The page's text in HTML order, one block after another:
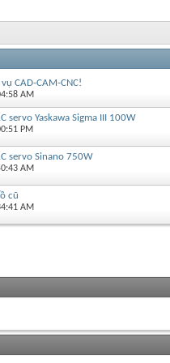
CAD-CAM-CNC!
AM
servo Yaskawa Sigma III 100W
PM
servo Sinano 750W
AM
cũ
AM